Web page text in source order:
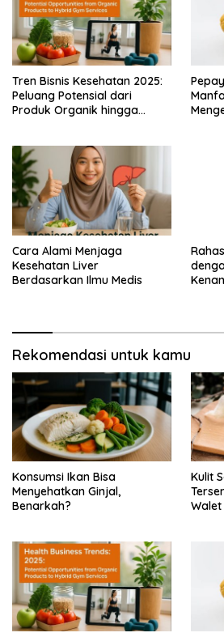
Tren Bisnis Kesehatan 2025:
Peluang Potensial dari
Produk Organik hingga
Cara Alami Menjaga
Kesehatan Liver
Berdasarkan Ilmu Medis
Rekomendasi untuk kamu
Konsumsi Ikan Bisa
Menyehatkan Ginjal,
Benarkah?
Kulit
Walet